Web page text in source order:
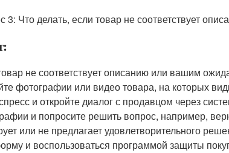
3: Что делать, если товар не соответствует
не соответствует описанию или вашим
фотографии или видео товара, на которых
и откройте диалог с продавцом через
и попросите решить вопрос, например,
или не предлагает удовлетворительного
и воспользоваться программой защиты